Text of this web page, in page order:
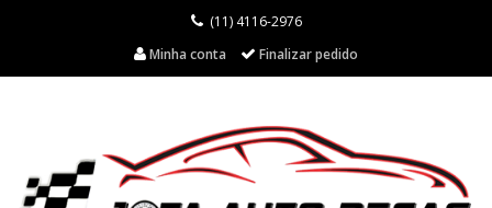
(11) 4116-2976
Minha conta
Finalizar pedido